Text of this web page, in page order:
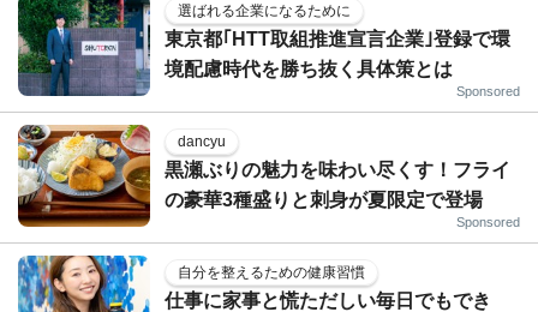
選ばれる企業になるために
東京都｢HTT取組推進宣言企業｣登録で環
境配慮時代を勝ち抜く具体策とは
Sponsored
dancyu
黒瀬ぶりの魅力を味わい尽くす！フライ
の豪華3種盛りと刺身が夏限定で登場
Sponsored
自分を整えるための健康習慣
仕事に家事と慌ただしい毎日でもでき